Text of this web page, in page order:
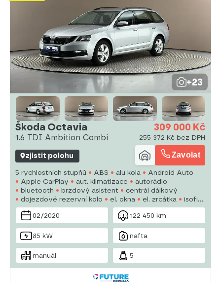
+23
Škoda Octavia
1.6 TDI Ambition Combi
309 000 Kč
255 372 Kč bez DPH
zjistit polohu Zavolat
5 rychlostních stupňů ABS alu kola
Android Auto
Apple CarPlay
aut. klimatizace
autorádio
bluetooth
brzdový asistent
centrál dálkový
dojezdové rezervní kolo
el. okna el. zrcátka
isofix
LED denní svícení
02/2020
122 450 km
85 kW nafta
manuál 5